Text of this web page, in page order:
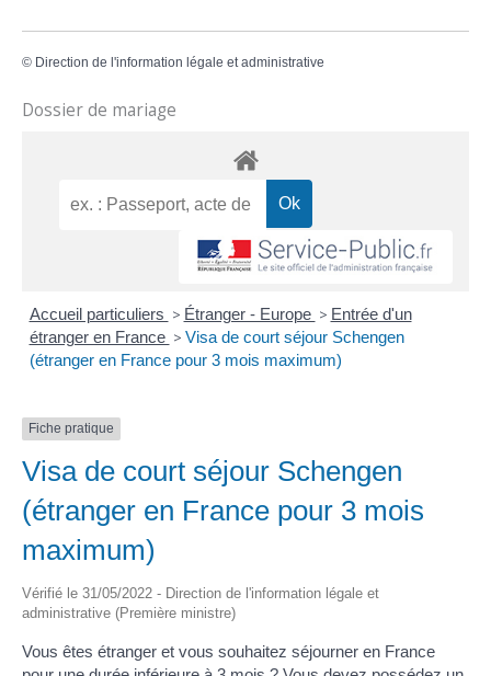
© Direction de l'information légale et administrative
Dossier de mariage
Accueil particuliers > Étranger - Europe > Entrée d'un
étranger en France > Visa de court séjour Schengen
(étranger en France pour 3 mois maximum)
Fiche pratique
Visa de court séjour Schengen
(étranger en France pour 3 mois
maximum)
Vérifié le 31/05/2022 - Direction de l'information légale et
administrative (Première ministre)
Vous êtes étranger et vous souhaitez séjourner en France